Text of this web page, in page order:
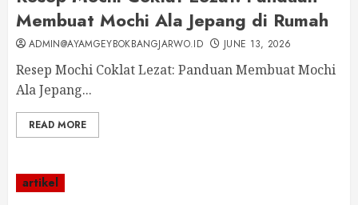
Membuat Mochi Ala Jepang di Rumah
ADMIN@AYAMGEYBOKBANGJARWO.ID JUNE 13, 2026
Resep Mochi Coklat Lezat: Panduan Membuat Mochi
Ala Jepang...
READ MORE
artikel